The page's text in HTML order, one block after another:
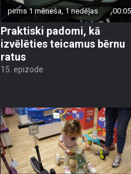
pirms 1 mēneša, 1 nedēļas
Praktiski padomi, kā
izvēlēties teicamus bērnu
ratus
15. epizode